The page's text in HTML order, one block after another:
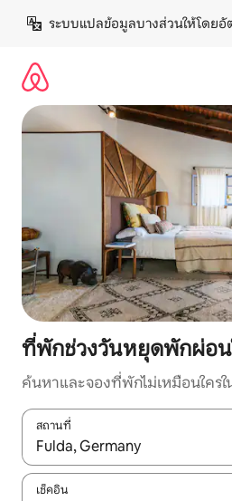
เนื้อหา
ระบบแปลข้อมูลบางส่วนให้โดยอั
ที่พักช่วงวันหยุดพักผ่อ
ค้นหาและจองที่พักไม่เหมือนใครใ
สถานที่
ใช้ลูกศรขึ้นลง หรือใช้การสัมผัสหรือ
เช็คอิน